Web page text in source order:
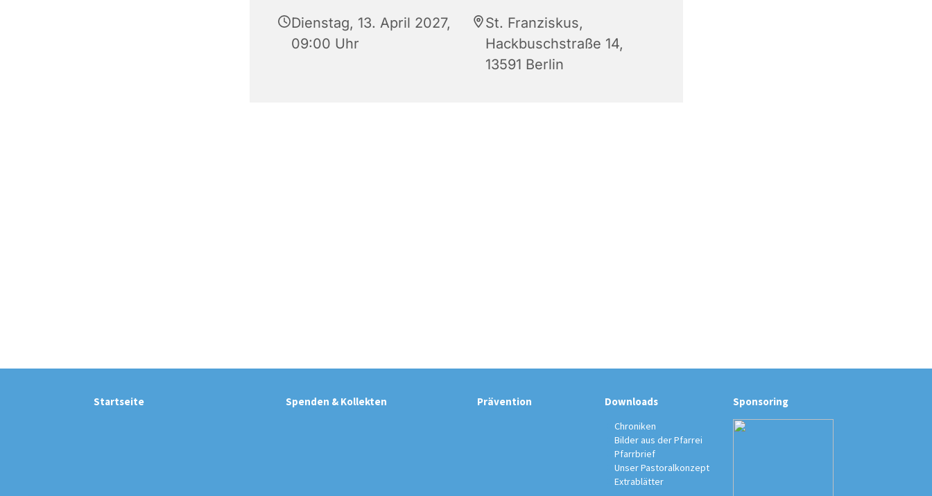
Dienstag, 13. April 2027,
09:00 Uhr
St. Franziskus,
Hackbuschstraße 14,
13591 Berlin
Startseite Spenden & Kollekten Prävention Downloads
Chroniken
Bilder aus der Pfarrei
Pfarrbrief
Unser Pastoralkonzept
Extrablätter
Sponsoring